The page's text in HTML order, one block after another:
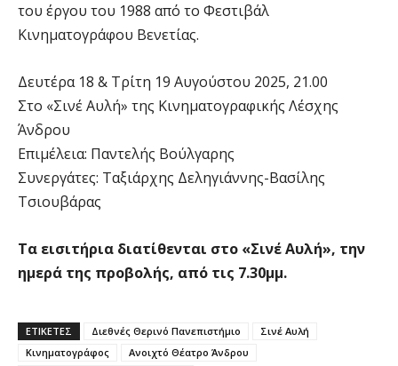
του έργου του 1988 από το Φεστιβάλ
Κινηματογράφου Βενετίας.
Δευτέρα 18 & Τρίτη 19 Αυγούστου 2025, 21.00
Στο «Σινέ Αυλή» της Κινηματογραφικής Λέσχης
Άνδρου
Επιμέλεια: Παντελής Βούλγαρης
Συνεργάτες: Ταξιάρχης Δεληγιάννης-Βασίλης
Τσιουβάρας
Τα εισιτήρια διατίθενται στο «Σινέ Αυλή», την
ημερά της προβολής, από τις 7.30μμ.
ΕΤΙΚΕΤΕΣ Διεθνές Θερινό Πανεπιστήμιο
Σινέ Αυλή
Κινηματογράφος
Ανοιχτό Θέατρο Άνδρου